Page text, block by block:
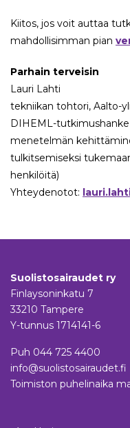
Kiitos, jos voit auttaa
mahdollisimman pian
Parhain terveisin
Lauri Lahti
tekniikan tohtori, Aalto-
DIHEML-
menetelmän
tulkitsemiseksi
henkilöitä)
Yhteydenotot:
Suolistosairaudet ry
Finlaysoninkatu 7
33210 Tampere
Y-tunnus 1714141-6
Puh 044 725 4400
info@suolistosairaudet.fi
Toimiston puhelinaika